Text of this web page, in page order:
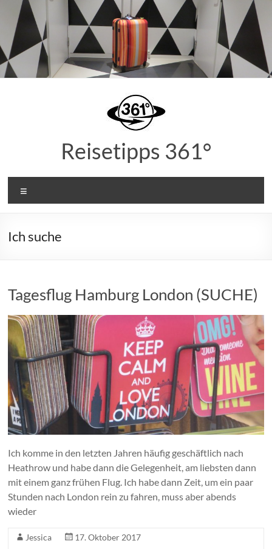
Inhalt
springen
Reisetipps 361°
Ich suche
Tagesflug Hamburg London (SUCHE)
Ich komme in den letzten Jahren häufig geschäftlich nach
Heathrow und habe dann die Gelegenheit, am liebsten dann
mit einem ganz frühen Flug. Ich habe dann Zeit, um ein paar
Stunden nach London rein zu fahren, muss aber abends
wieder
Jessica
17. Oktober 2017